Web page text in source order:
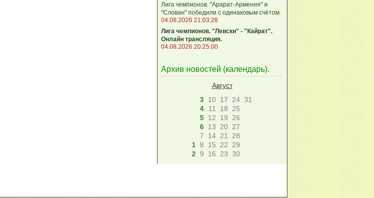
Лига чемпионов. "Арарат-Армения" и
"Слован" победили с одинаковым счётом.
04.08.2026 21:03:28
Лига чемпионов. "Левски" - "Кайрат".
Онлайн трансляция.
04.08.2026 20:25:00
Архив новостей (календарь).
Август
3 10 17 24 31
4
11 18
25
5 12 19
26
6 13 20 27
7
14 21
28
1 8 15 22
29
2 9 16 23 30